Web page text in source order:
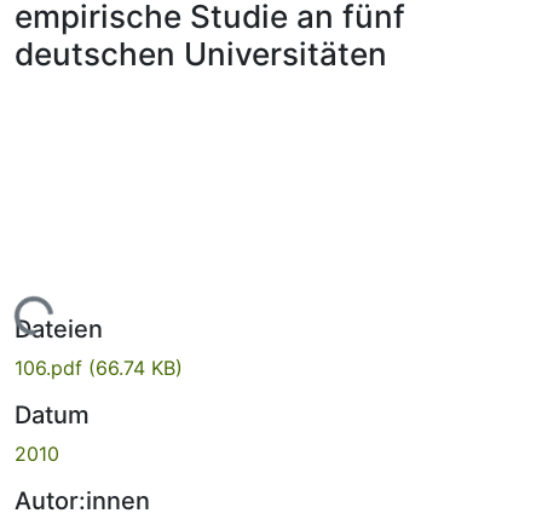
empirische Studie an fünf
deutschen Universitäten
Lade...
Dateien
106.pdf (66.74 KB)
Datum
2010
Autor:innen